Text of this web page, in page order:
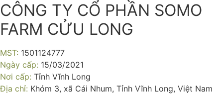
CÔNG TY CỔ PHẦN SOMO
FARM CỬU LONG
MST: 1501124777
Ngày cấp: 15/03/2021
Nơi cấp: Tỉnh Vĩnh Long
Địa chỉ: Khóm 3, xã Cái Nhum, Tỉnh Vĩnh Long, Việt Nam